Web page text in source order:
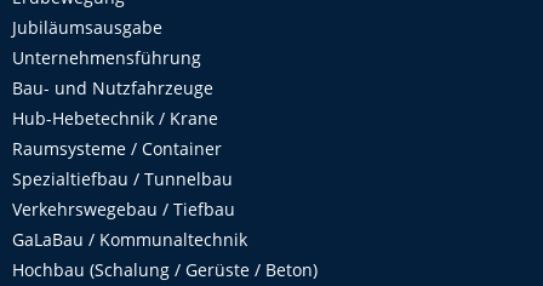
Jubiläumsausgabe
Unternehmensführung
Bau- und Nutzfahrzeuge
Hub-Hebetechnik / Krane
Raumsysteme / Container
Spezialtiefbau / Tunnelbau
Verkehrswegebau / Tiefbau
GaLaBau / Kommunaltechnik
Hochbau (Schalung / Gerüste / Beton)